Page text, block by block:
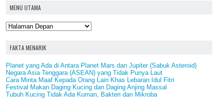
MENU UTAMA
FAKTA MENARIK
Planet yang Ada di Antara Planet Mars dan Jupiter (Sabuk Asteroid)
Negara Asia Tenggara (ASEAN) yang Tidak Punya Laut
Cara Minta Maaf Kepada Orang Lain Khas Lebaran Idul Fitri
Festival Makan Daging Kucing dan Daging Anjing Massal
Tubuh Kucing Tidak Ada Kuman, Bakteri dan Mikroba